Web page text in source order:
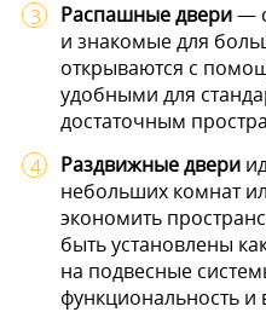
Распашные двери—
и знакомые для
открываются с
удобными для
достаточным
Раздвижные двери
небольших комнат
экономить
быть установлены
на подвесные
функциональность и